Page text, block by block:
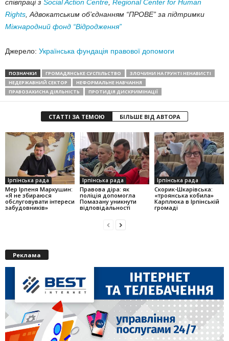
співпраці з Social Action Centre Regional Center for Human
Rights , Адвокатським об’єднанням “ПРОВЕ” за підтримки
Міжнародний фонд “Відродження”
Джерело: Українська фундація правової допомоги
ПОЗНАЧКИ ГРОМАДЯНСЬКЕ СУСПІЛЬСТВО
ЗЛОЧИНИ НА ГРУНТІ НЕНАВИСТІ
НЕДЕРЖАВНИЙ СЕКТОР
НЕФОРМАЛЬНЕ НАВЧАННЯ
ПРАВОЗАХИСНА ДІЯЛЬНІСТЬ
ПРОТИДІЯ ДИСКРИМІНАЦІЇ
СТАТТІ ЗА ТЕМОЮ БІЛЬШЕ ВІД АВТОРА
Ірпінська рада
Мер Ірпеня Маркушин:
«Я не збираюся
обслуговувати інтереси
забудовників»
Ірпінська рада
Правова діра: як
поліція допомогла
Помазану уникнути
відповідальності
Ірпінська рада
Скорик-Шкарівська:
«троянська кобила»
Карплюка в Ірпінській
громаді
Реклама